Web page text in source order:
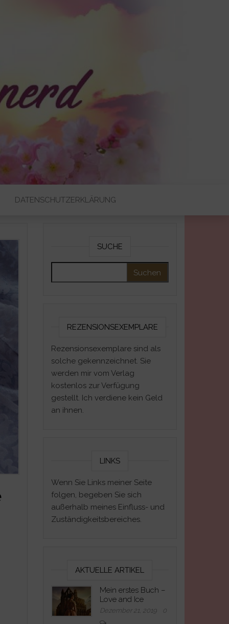
DATENSCHUTZERKLÄRUNG
SUCHE
REZENSIONSEXEMPLARE
Rezensionsexemplare sind als
solche gekennzeichnet. Sie
werden mir vom Verlag
kostenlos zur Verfügung
gestellt. Ich verdiene kein Geld
an ihnen.
LINKS
Wenn Sie Links meiner Seite
folgen, begeben Sie sich
außerhalb meines Einfluss- und
Zuständigkeitsbereiches.
AKTUELLE ARTIKEL
Mein erstes Buch –
Love and Ice
Dezember 21, 2019 0